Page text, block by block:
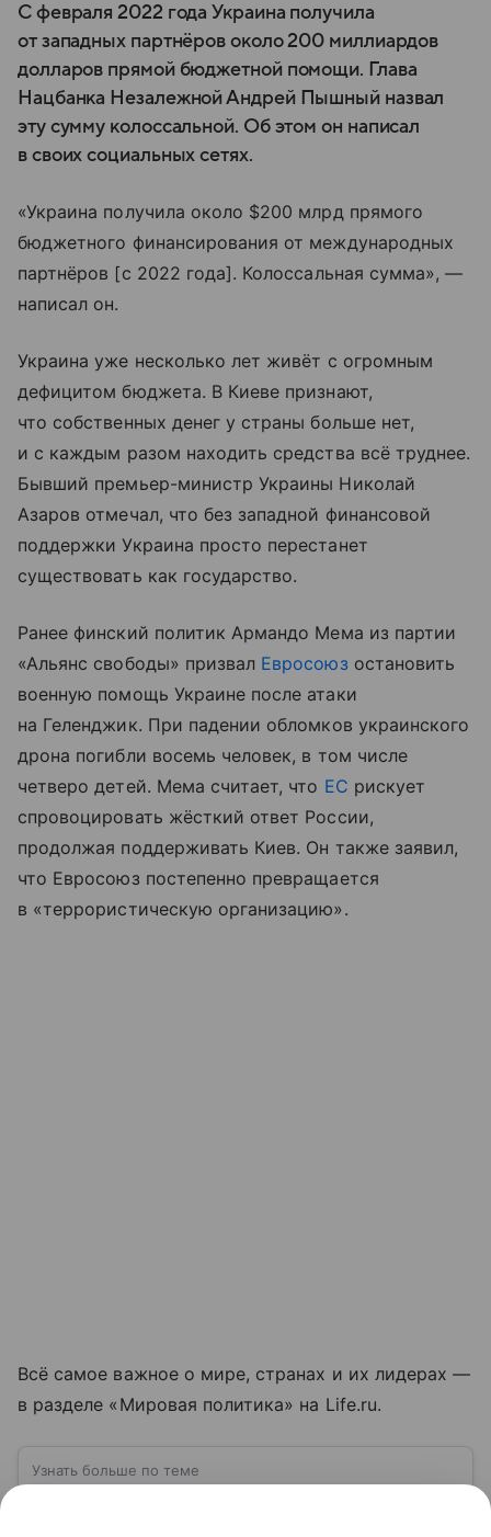
С февраля 2022 года Украина получила
от западных партнёров около 200 миллиардов
долларов прямой бюджетной помощи. Глава
Нацбанка Незалежной Андрей Пышный назвал
эту сумму колоссальной. Об этом он написал
в своих социальных сетях.
«Украина получила около $200 млрд прямого
бюджетного финансирования от международных
партнёров [с 2022 года]. Колоссальная сумма», —
написал он.
Украина уже несколько лет живёт с огромным
дефицитом бюджета. В Киеве признают,
что собственных денег у страны больше нет,
и с каждым разом находить средства всё труднее.
Бывший премьер-министр Украины Николай
Азаров отмечал, что без западной финансовой
поддержки Украина просто перестанет
существовать как государство.
Ранее финский политик Армандо Мема из партии
«Альянс свободы» призвал Евросоюзостановить
военную помощь Украине после атаки
на Геленджик. При падении обломков украинского
дрона погибли восемь человек, в том числе
четверо детей. Мема считает, что ЕС рискует
спровоцировать жёсткий ответ России,
продолжая поддерживать Киев. Он также заявил,
что Евросоюз постепенно превращается
в «террористическую организацию».
Всё самое важное о мире, странах и их лидерах —
в разделе «Мировая политика» на Life.ru.
Узнать больше по теме